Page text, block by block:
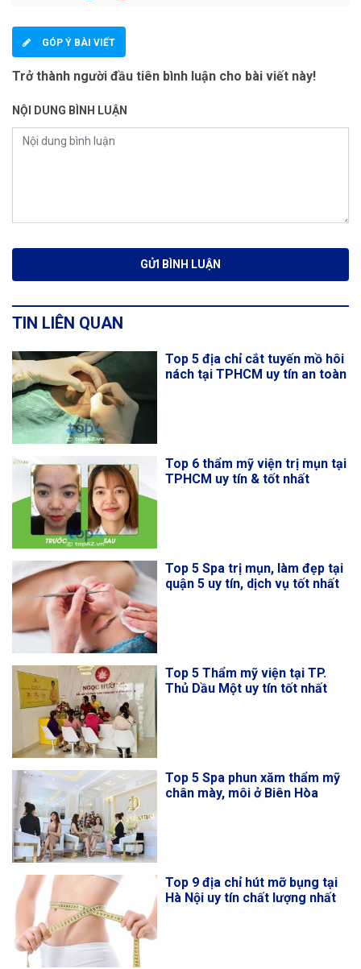
GÓP Ý BÀI VIẾT
Trở thành người đầu tiên bình luận cho bài viết này!
NỘI DUNG BÌNH LUẬN
TIN LIÊN QUAN
Top 5 địa chỉ cắt tuyến mồ hôi
nách tại TPHCM uy tín an toàn
Top 6 thẩm mỹ viện trị mụn tại
TPHCM uy tín & tốt nhất
Top 5 Spa trị mụn, làm đẹp tại
quận 5 uy tín, dịch vụ tốt nhất
Top 5 Thẩm mỹ viện tại TP.
Thủ Dầu Một uy tín tốt nhất
Top 5 Spa phun xăm thẩm mỹ
chân mày, môi ở Biên Hòa
Top 9 địa chỉ hút mỡ bụng tại
Hà Nội uy tín chất lượng nhất